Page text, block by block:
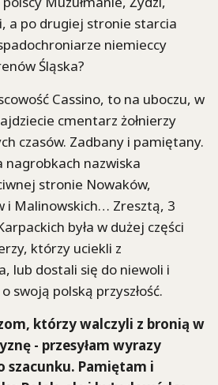
a po drugiej stronie starcia
niemieccy
Śląska?
Cassino, to na uboczu, w
cmentarz żołnierzy
czasów. Zadbany i pamiętany.
nagrobkach nazwiska
stronie Nowaków,
i Malinowskich… Zresztą, 3
była w dużej części
którzy uciekli z
lub dostali się do niewoli i
swoją polską przyszłość.
którzy walczyli z bronią w
- przesyłam wyrazy
szacunku. Pamiętam i